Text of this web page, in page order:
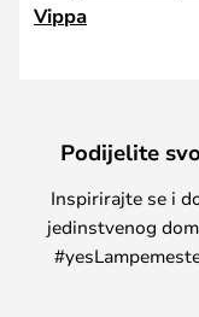
Vippa
Podijelite
Inspirirajte se i
jedinstvenog